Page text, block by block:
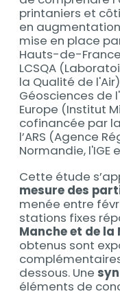
printaniers et
en augmentation
mise en place
Hauts-de-
LCSQA
la Qualité de
Géosciences de
Europe (Institut
cofinancée par
l’ARS (Agence
Normandie, l'IGE
Cette étude
mesure des
menée entre
stations fixes
Manche et de la
obtenus sont
dessous. Une
éléments de